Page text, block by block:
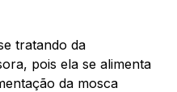
tratando da
pois ela se alimenta
da mosca